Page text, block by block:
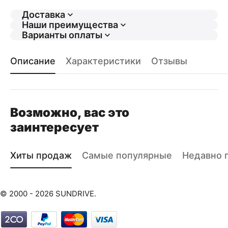
Доставка
Наши преимущества
Варианты оплаты
Описание Характеристики Отзывы
Возможно, вас это
заинтересует
Хиты продаж Самые популярные Недавно
© 2000 - 2026 SUNDRIVE.